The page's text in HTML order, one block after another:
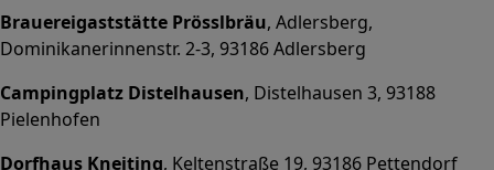
Brauereigaststätte Prösslbräu, Adlersberg,
Dominikanerinnenstr. 2-3, 93186 Adlersberg
Campingplatz Distelhausen, Distelhausen 3, 93188
Pielenhofen
Dorfhaus Kneiting, Keltenstraße 19, 93186 Pettendorf